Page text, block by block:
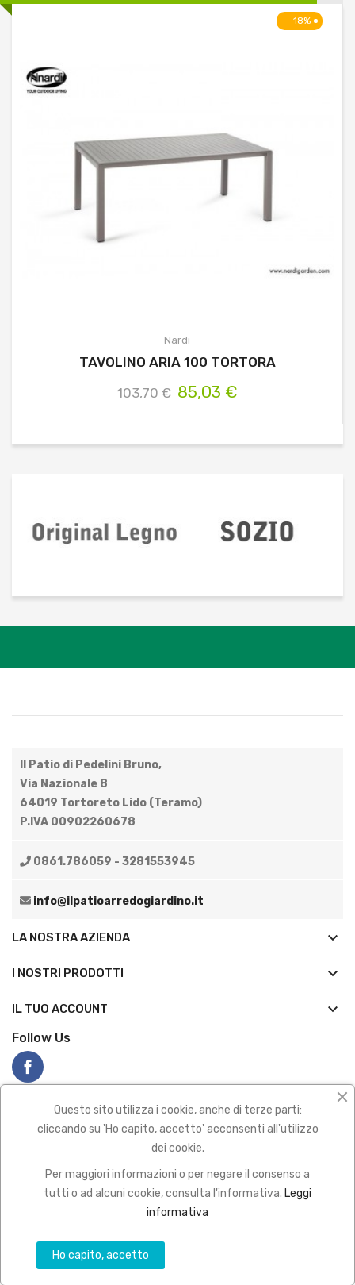
-18%
Nardi
TAVOLINO ARIA 100 TORTORA
103,70 € 85,03 €
Il Patio di Pedelini Bruno,
Via Nazionale 8
64019 Tortoreto Lido (Teramo)
P.IVA 00902260678
0861.786059 - 3281553945
info@ilpatioarredogiardino.it
LA NOSTRA AZIENDA keyboard_arrow_down
I NOSTRI PRODOTTI keyboard_arrow_down
IL TUO ACCOUNT 
Follow Us
2022 All Rights Reserved
Pagamenti sicuro con
Questo sito utilizza i cookie, anche di terze parti:
cliccando su 'Ho capito, accetto' acconsenti all'utilizzo
dei cookie.
Per maggiori informazioni o per negare il consenso a
tutti o ad alcuni cookie, consulta l'informativa. Leggi
informativa
Ho capito, accetto